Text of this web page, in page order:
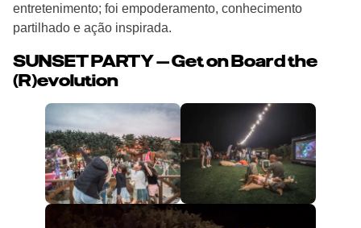
entretenimento; foi empoderamento, conhecimento
partilhado e ação inspirada.
SUNSET PARTY — Get on Board the
(R)evolution